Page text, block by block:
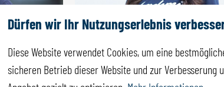
Dürfen wir Ihr Nutzungserlebnis
Diese Website verwendet Cookies, um eine
sicheren Betrieb dieser Website und zur